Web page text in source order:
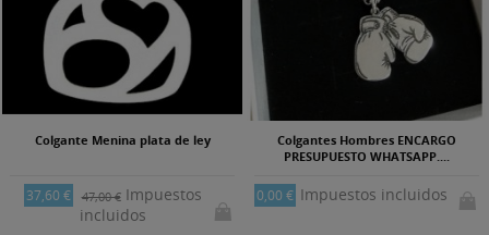
Colgante Menina plata de ley
37,60 € 47,00 €Impuestos
incluidos
Colgantes Hombres ENCARGO
PRESUPUESTO WHATSAPP....
0,00 € Impuestos incluidos